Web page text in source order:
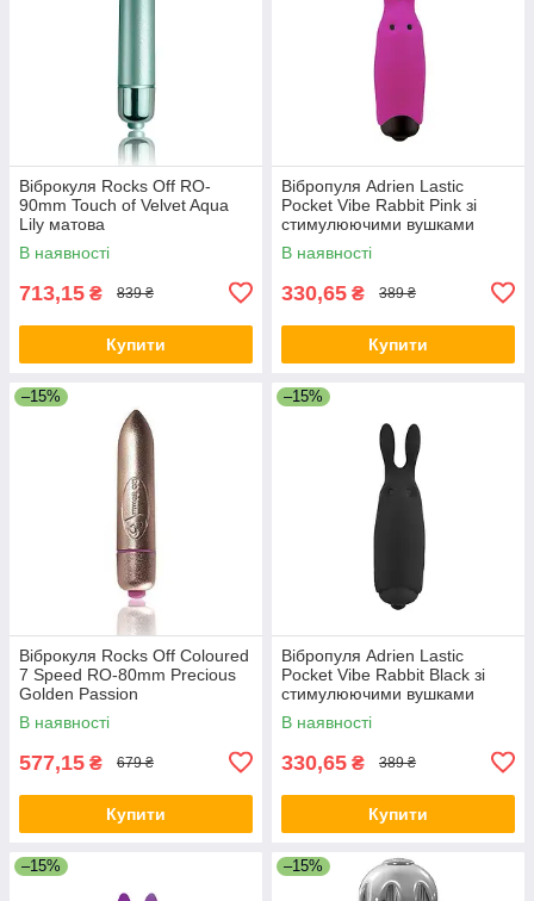
Віброкуля Rocks Off RO-
90mm Touch of Velvet Aqua
Lily матова
В наявності
713,15 ₴ 839 ₴
Купити
Вібропуля Adrien Lastic
Pocket Vibe Rabbit Pink зі
стимулюючими вушками
В наявності
330,65 ₴ 389 ₴
Купити
–15%
Віброкуля Rocks Off Coloured
7 Speed RO-80mm Precious
Golden Passion
В наявності
577,15 ₴ 679 ₴
Купити
–15%
Вібропуля Adrien Lastic
Pocket Vibe Rabbit Black зі
стимулюючими вушками
В наявності
330,65 ₴ 389 ₴
Купити
–15% –15%